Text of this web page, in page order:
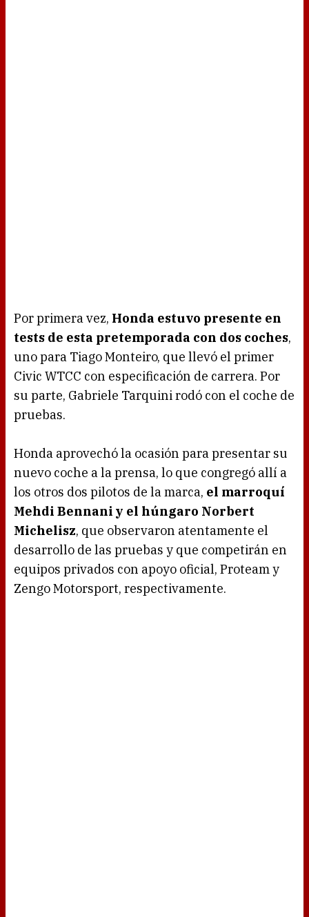
Por primera vez, Honda estuvo presente en
tests de esta pretemporada con dos coches,
uno para Tiago Monteiro, que llevó el primer
Civic WTCC con especificación de carrera. Por
su parte, Gabriele Tarquini rodó con el coche de
pruebas.
Honda aprovechó la ocasión para presentar su
nuevo coche a la prensa, lo que congregó allí a
los otros dos pilotos de la marca, el marroquí
Mehdi Bennani y el húngaro Norbert
Michelisz, que observaron atentamente el
desarrollo de las pruebas y que competirán en
equipos privados con apoyo oficial, Proteam y
Zengo Motorsport, respectivamente.